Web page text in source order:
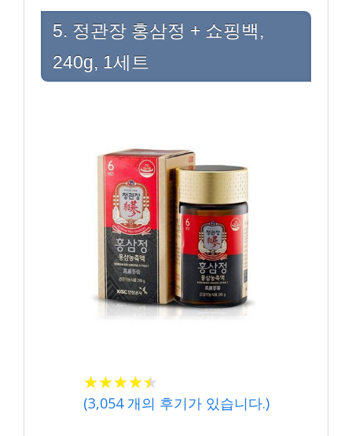
5. 정관장 홍삼정 + 쇼핑백,
240g, 1세트
★★★★★
★★★★★
(3,054개의 후기가 있습니다.)